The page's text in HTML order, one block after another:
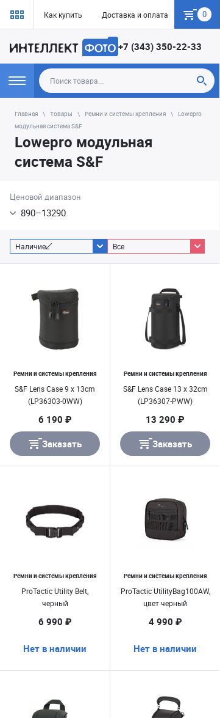
Как купить Доставка и оплата Гарантия
0
+7 (343) 350-22-33
Главная Товары Ремни и системы крепления
Lowepro
модульная система S&F
Lowepro модульная
система S&F
Ценовой диапазон
890–13290
Наличие Все
Ремни и системы крепления
S&F Lens Case 9 x 13cm
(LP36303-0WW)
6 190 ₽
Заказать
Ремни и системы крепления
S&F Lens Case 13 x 32cm
(LP36307-PWW)
13 290 ₽
Заказать
Ремни и системы крепления
ProTactic Utility Belt,
черный
6 990 ₽
Нет в наличии
Ремни и системы крепления
ProTactic UtilityBag100AW,
цвет черный
4 990 ₽
Нет в наличии